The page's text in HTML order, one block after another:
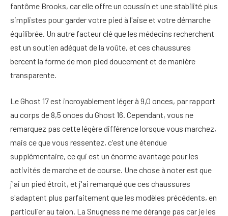
fantôme Brooks, car elle offre un coussin et une stabilité plus
simplistes pour garder votre pied à l'aise et votre démarche
équilibrée. Un autre facteur clé que les médecins recherchent
est un soutien adéquat de la voûte, et ces chaussures
bercent la forme de mon pied doucement et de manière
transparente.
Le Ghost 17 est incroyablement léger à 9,0 onces, par rapport
au corps de 8,5 onces du Ghost 16. Cependant, vous ne
remarquez pas cette légère différence lorsque vous marchez,
mais ce que vous ressentez, c'est une étendue
supplémentaire, ce qui est un énorme avantage pour les
activités de marche et de course. Une chose à noter est que
j'ai un pied étroit, et j'ai remarqué que ces chaussures
s'adaptent plus parfaitement que les modèles précédents, en
particulier au talon. La Snugness ne me dérange pas car je les